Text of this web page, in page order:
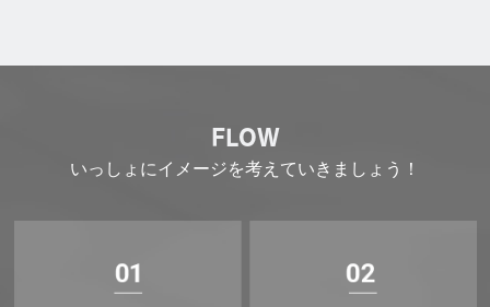
FLOW
いっしょにイメージを考えていきましょう！